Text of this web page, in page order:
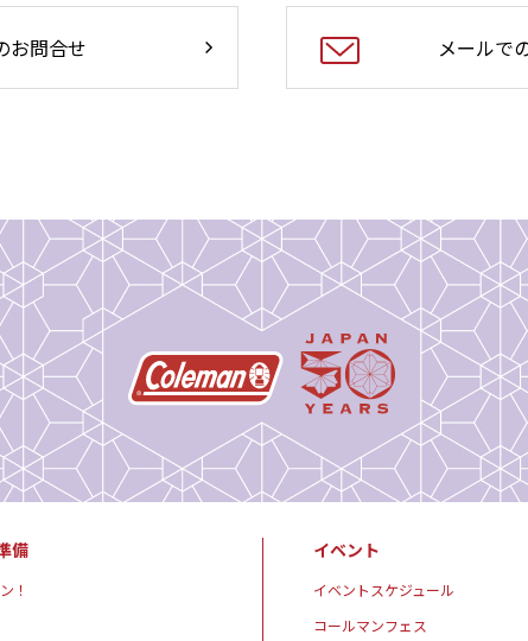
お問合せ メールで
備
！
イベント
イベントスケジュール
コールマンフェス